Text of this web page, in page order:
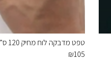
טפט מדבקה לוח מחיק 120 ס”מ
₪105